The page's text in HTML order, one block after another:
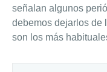
señalan algunos
debemos dejarlos de
son los más